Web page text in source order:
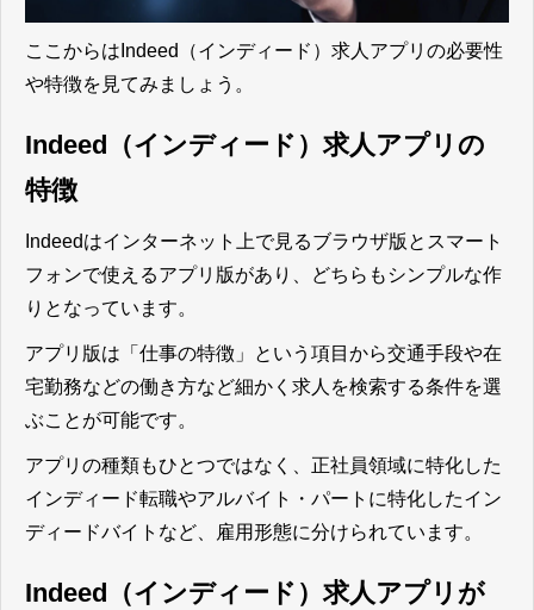
ここからはIndeed（インディード）求人アプリの必要性
や特徴を見てみましょう。
Indeed（インディード）求人アプリの
特徴
Indeedはインターネット上で見るブラウザ版とスマート
フォンで使えるアプリ版があり、どちらもシンプルな作
りとなっています。
アプリ版は「仕事の特徴」という項目から交通手段や在
宅勤務などの働き方など細かく求人を検索する条件を選
ぶことが可能です。
アプリの種類もひとつではなく、正社員領域に特化した
インディード転職やアルバイト・パートに特化したイン
ディードバイトなど、雇用形態に分けられています。
Indeed（インディード）求人アプリが